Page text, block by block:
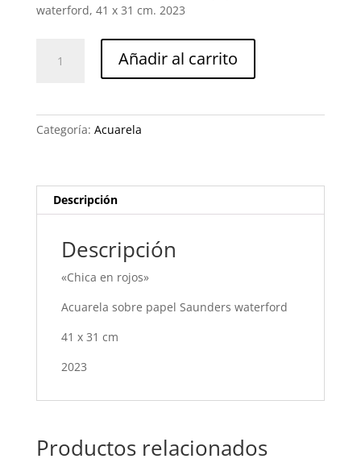
waterford, 41 x 31 cm. 2023
Añadir al carrito
Categoría: Acuarela
Descripción
Descripción
«Chica en rojos»
Acuarela sobre papel Saunders waterford
41 x 31 cm
2023
Productos relacionados